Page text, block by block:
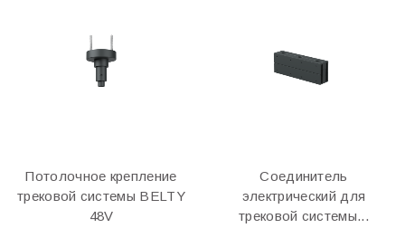
Потолочное крепление
трековой системы BELTY
48V
Соединитель
электрический для
трековой системы...